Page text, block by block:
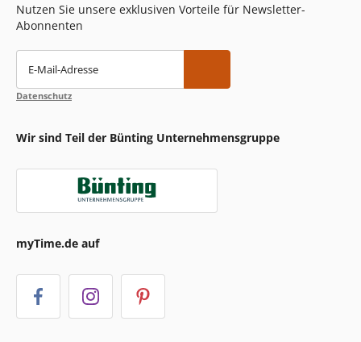
Nutzen Sie unsere exklusiven Vorteile für Newsletter-
Abonnenten
E-Mail-Adresse
Datenschutz
Wir sind Teil der Bünting Unternehmensgruppe
myTime.de auf